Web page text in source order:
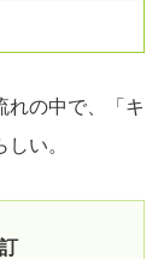
れの中で、「キ
い。